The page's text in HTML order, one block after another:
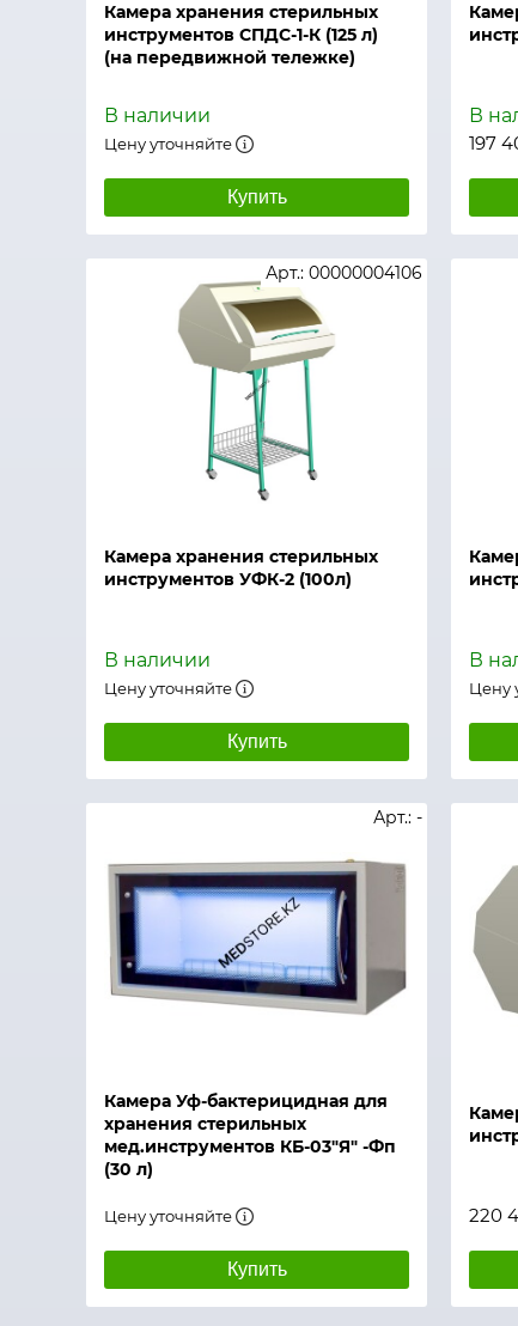
Камера хранения стерильных
инструментов СПДС-1-К (125 л)
(на передвижной тележке)
В наличии
Цену уточняйте
Купить
В
197
Камера хранения стерильных
инструментов УФК-2 (100л)
Арт.: 00000004106
В наличии
Цену уточняйте
Купить
Быстрый просмотр
В
Цену
Камера Уф-бактерицидная для
хранения стерильных
мед.инструментов КБ-03"Я" -Фп
(30 л)
Арт.: -
Цену уточняйте
Купить
220